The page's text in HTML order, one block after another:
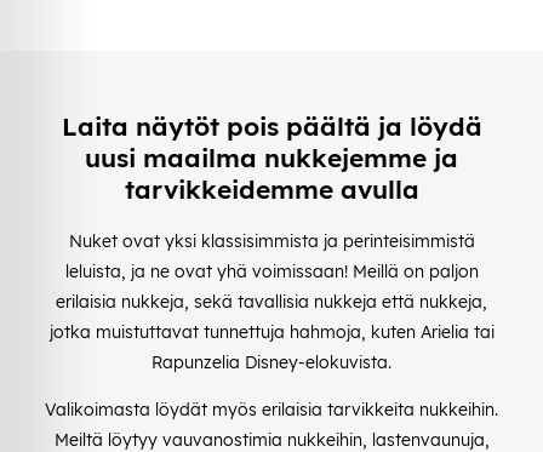
Laita näytöt pois päältä ja löydä
uusi maailma nukkejemme ja
tarvikkeidemme avulla
Nuket ovat yksi klassisimmista ja perinteisimmistä
leluista, ja ne ovat yhä voimissaan! Meillä on paljon
erilaisia nukkeja, sekä tavallisia nukkeja että nukkeja,
jotka muistuttavat tunnettuja hahmoja, kuten Arielia tai
Rapunzelia Disney-elokuvista.
Valikoimasta löydät myös erilaisia tarvikkeita nukkeihin.
Meiltä löytyy vauvanostimia nukkeihin, lastenvaunuja,